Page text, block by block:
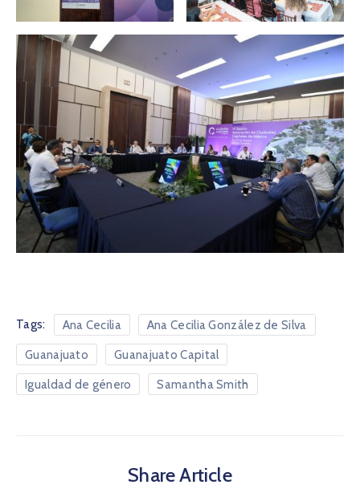
Tags: Ana Cecilia Ana Cecilia González de Silva
Guanajuato Guanajuato Capital
Igualdad de género Samantha Smith
Share Article